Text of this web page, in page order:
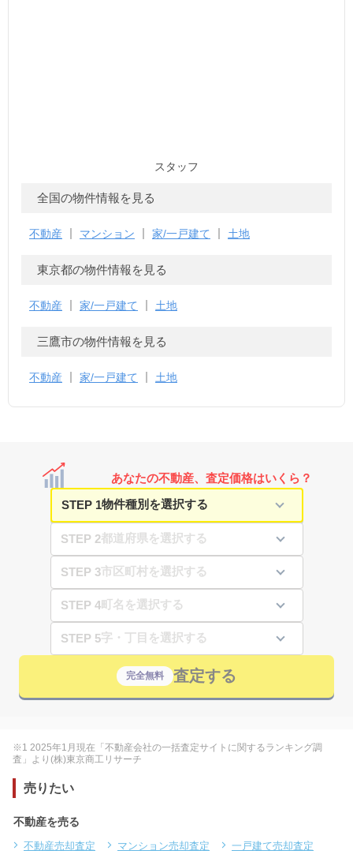
スタッフ
全国の物件情報を見る
不動産 マンション 家/一戸建て 土地
東京都の物件情報を見る
不動産 家/一戸建て 土地
三鷹市の物件情報を見る
不動産 家/一戸建て 土地
あなたの不動産、査定価格はいくら？
STEP 1
STEP 2
STEP 3
STEP 4
STEP 5
完全無料 査定する
※1 2025年1月現在「不動産会社の一括査定サイトに関するランキング調
査」より(株)東京商工リサーチ
売りたい
不動産を売る
不動産売却査定 マンション売却査定
一戸建て売却査定